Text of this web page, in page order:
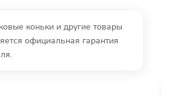
коньки и другие товары
официальная гарантия